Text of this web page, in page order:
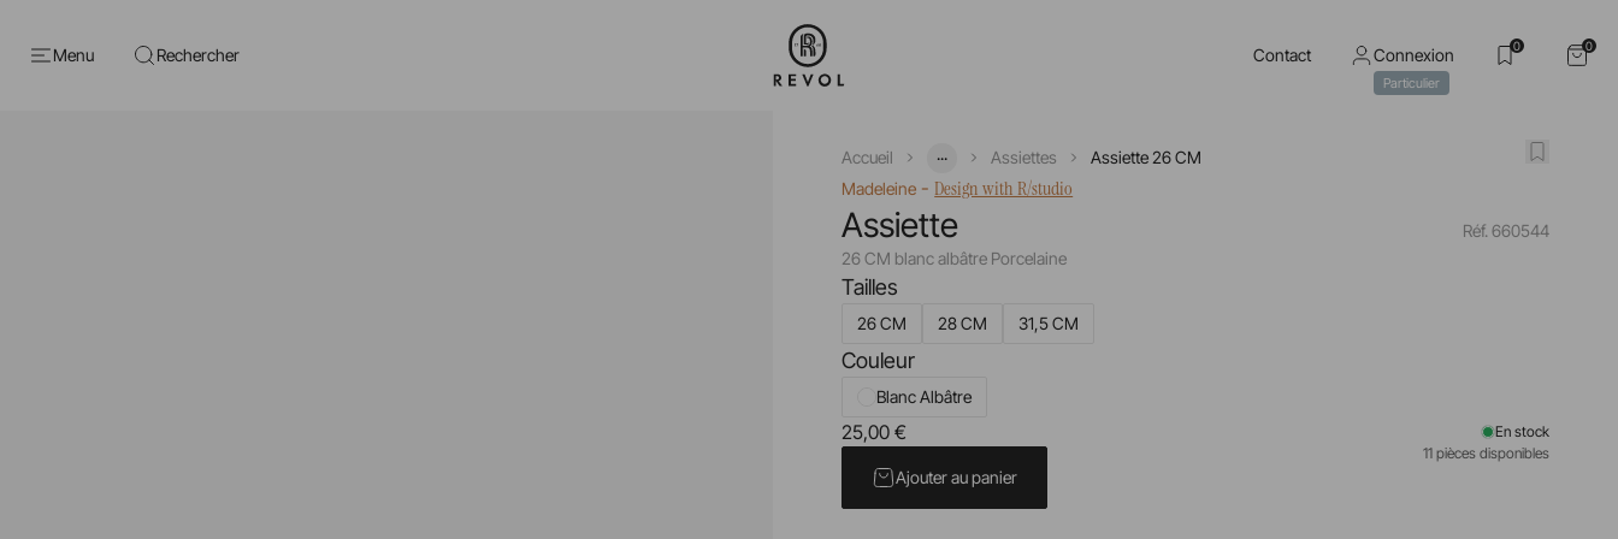
Menu Rechercher Contact Connexion
Particulier
0 0
Accueil ... Assiettes
Assiette 26 CM
Madeleine -Design with R/studio
Assiette
26 CM blanc albâtre Porcelaine
Réf. 660544
Tailles
26 CM 28 CM 31,5 CM
Couleur
Blanc Albâtre
25,00 €
En stock
11 pièces disponibles
Ajouter au panier